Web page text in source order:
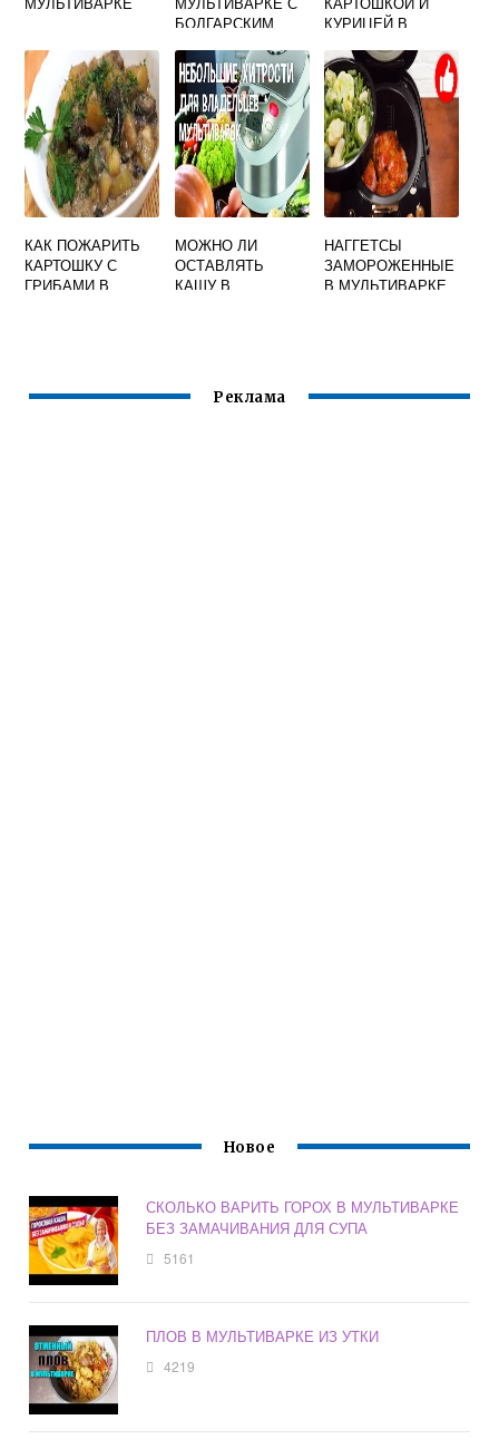
БОЛГАРСКИМ
КУРИЦЕЙ В
ТУШЕНАЯ
КАК ПОЖАРИТЬ
КАРТОШКУ С
ГРИБАМИ В
МОЖНО ЛИ
ОСТАВЛЯТЬ
КАШУ В
НАГГЕТСЫ
ЗАМОРОЖЕННЫЕ
В МУЛЬТИВАРКЕ
Реклама
Новое
СКОЛЬКО ВАРИТЬ ГОРОХ В МУЛЬТИВАРКЕ
БЕЗ ЗАМАЧИВАНИЯ ДЛЯ СУПА
5161
ПЛОВ В МУЛЬТИВАРКЕ ИЗ УТКИ
4219